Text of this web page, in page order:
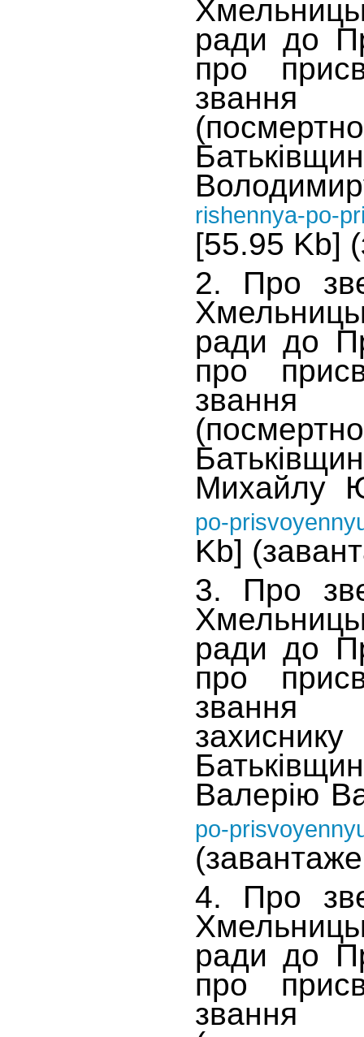
ради до
про
звання
rishennya-po-
[55.95 Kb]
2. Про
ради до
про
звання
Михайлу
po-
Kb]
3. Про
ради до
про
звання
Валерію
po-
4. Про
ради до
про
звання